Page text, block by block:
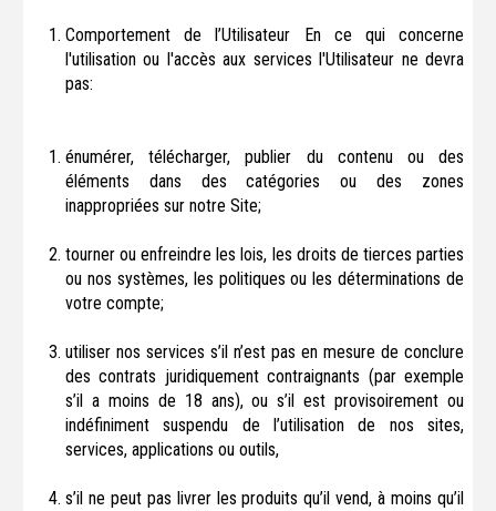
Comportement de l’Utilisateur En ce qui concerne
l'utilisation ou l'accès aux services l'Utilisateur ne devra
pas:
énumérer, télécharger, publier du contenu ou des
éléments dans des catégories ou des zones
inappropriées sur notre Site;
tourner ou enfreindre les lois, les droits de tierces parties
ou nos systèmes, les politiques ou les déterminations de
votre compte;
utiliser nos services s’il n’est pas en mesure de conclure
des contrats juridiquement contraignants (par exemple
s’il a moins de 18 ans), ou s’il est provisoirement ou
indéfiniment suspendu de l’utilisation de nos sites,
services, applications ou outils,
s’il ne peut pas livrer les produits qu’il vend, à moins qu’il